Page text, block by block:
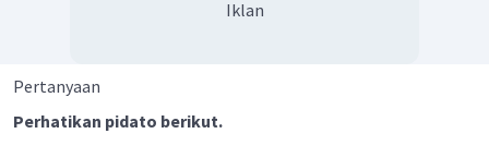
Iklan
Pertanyaan
Perhatikan pidato berikut.